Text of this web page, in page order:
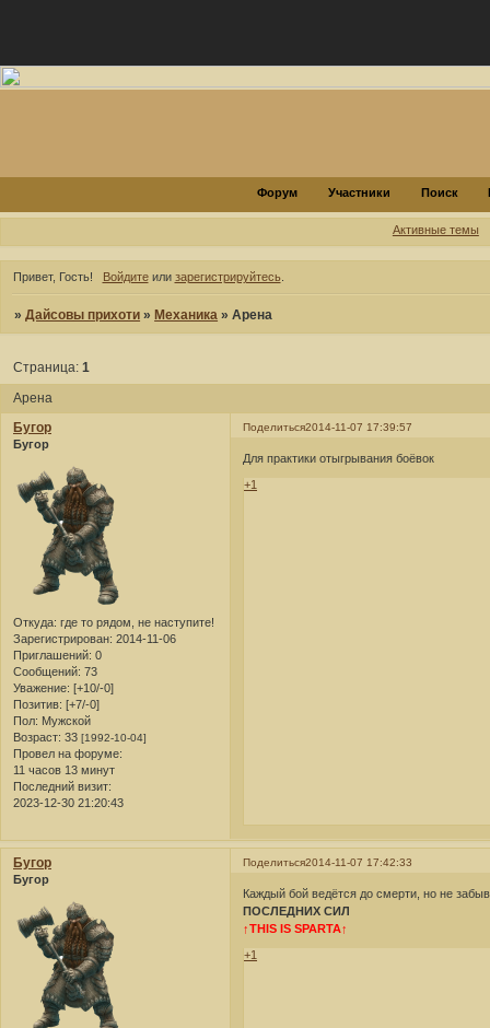
Форум Участники Поиск
Активные темы
Привет, Гость! Войдитеили зарегистрируйтесь.
»Дайсовы прихоти »Механика »Арена
Арена
Страница:1
Поделиться2014-11-07 17:39:57
Бугор
Бугор
Откуда: где то рядом, не наступите!
Зарегистрирован: 2014-11-06
Приглашений: 0
Сообщений: 73
Уважение: [+10/-0]
Позитив: [+7/-0]
Пол: Мужской
Возраст: 33 [1992-10-04]
Провел на форуме:
11 часов 13 минут
Последний визит:
2023-12-30 21:20:43
Для практики отыгрывания боёвок
+1
Поделиться2014-11-07 17:42:33
Бугор
Бугор
Каждый бой ведётся до смерти, но не
ПОСЛЕДНИХ СИЛ
↑THIS IS SPARTA↑
+1